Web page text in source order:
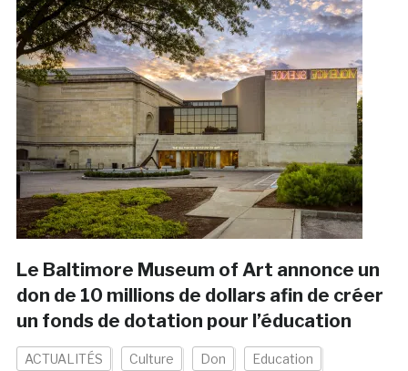
Le Baltimore Museum of Art annonce un
don de 10 millions de dollars afin de créer
un fonds de dotation pour l’éducation
ACTUALITÉS Culture Don Education